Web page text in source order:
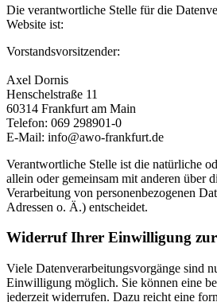
Die verantwortliche Stelle für die
Website ist:
Vorstandsvorsitzender:
Axel Dornis
Henschelstraße 11
60314 Frankfurt am Main
Telefon: 069 298901-0
E-Mail: info@awo-frankfurt.de
Verantwortliche Stelle ist die natürliche
allein oder gemeinsam mit anderen über
Verarbeitung von personenbezogenen
Adressen o. Ä.) entscheidet.
Widerruf Ihrer Einwilligung
Viele Datenverarbeitungsvorgänge sind
Einwilligung möglich. Sie können eine
jederzeit widerrufen. Dazu reicht eine